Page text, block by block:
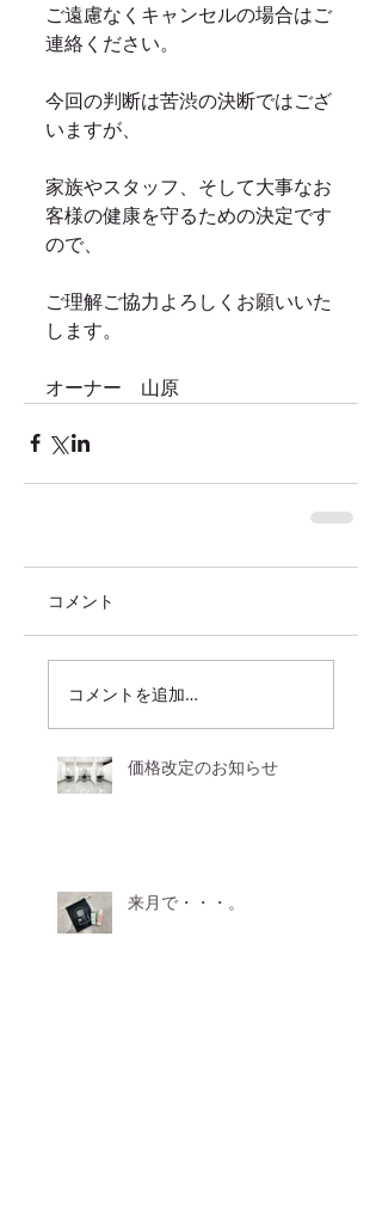
ご遠慮なくキャンセルの場合はご
連絡ください。
今回の判断は苦渋の決断ではござ
いますが、
家族やスタッフ、そして大事なお
客様の健康を守るための決定です
ので、
ご理解ご協力よろしくお願いいた
します。
オーナー　山原
コメント
コメントを追加…
価格改定のお知らせ
来月で・・・。